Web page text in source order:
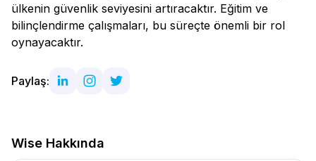
ülkenin güvenlik seviyesini artıracaktır. Eğitim ve
bilinçlendirme çalışmaları, bu süreçte önemli bir rol
oynayacaktır.
Paylaş:
Wise Hakkında